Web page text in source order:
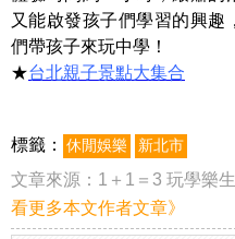
又能啟發孩子們學習的興趣
們帶孩子來玩中學！
★台北親子景點大集合
標籤： 休閒娛樂 新北市
文章來源： 1＋1＝3 玩學樂
看更多本文作者文章》